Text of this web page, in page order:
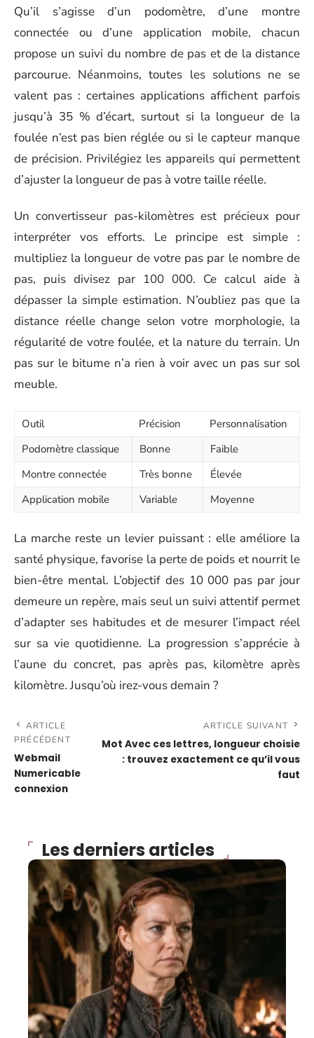
Qu’il s’agisse d’un podomètre, d’une montre
connectée ou d’une application mobile, chacun
propose un suivi du nombre de pas et de la distance
parcourue. Néanmoins, toutes les solutions ne se
valent pas : certaines applications affichent parfois
jusqu’à 35 % d’écart, surtout si la longueur de la
foulée n’est pas bien réglée ou si le capteur manque
de précision. Privilégiez les appareils qui permettent
d’ajuster la longueur de pas à votre taille réelle.
Un convertisseur pas-kilomètres est précieux pour
interpréter vos efforts. Le principe est simple :
multipliez la longueur de votre pas par le nombre de
pas, puis divisez par 100 000. Ce calcul aide à
dépasser la simple estimation. N’oubliez pas que la
distance réelle change selon votre morphologie, la
régularité de votre foulée, et la nature du terrain. Un
pas sur le bitume n’a rien à voir avec un pas sur sol
meuble.
Outil Précision
Personnalisation
Podomètre classique
Bonne
Faible
Montre connectée
Très bonne
Élevée
Application mobile
Variable Moyenne
La marche reste un levier puissant : elle améliore la
santé physique, favorise la perte de poids et nourrit le
bien-être mental. L’objectif des 10 000 pas par jour
demeure un repère, mais seul un suivi attentif permet
d’adapter ses habitudes et de mesurer l’impact réel
sur sa vie quotidienne. La progression s’apprécie à
l’aune du concret, pas après pas, kilomètre après
kilomètre. Jusqu’où irez-vous demain ?
ARTICLE
PRÉCÉDENT
Webmail
Numericable
connexion
ARTICLE SUIVANT
Mot Avec ces lettres, longueur choisie
: trouvez exactement ce qu’il vous
faut
Les derniers articles